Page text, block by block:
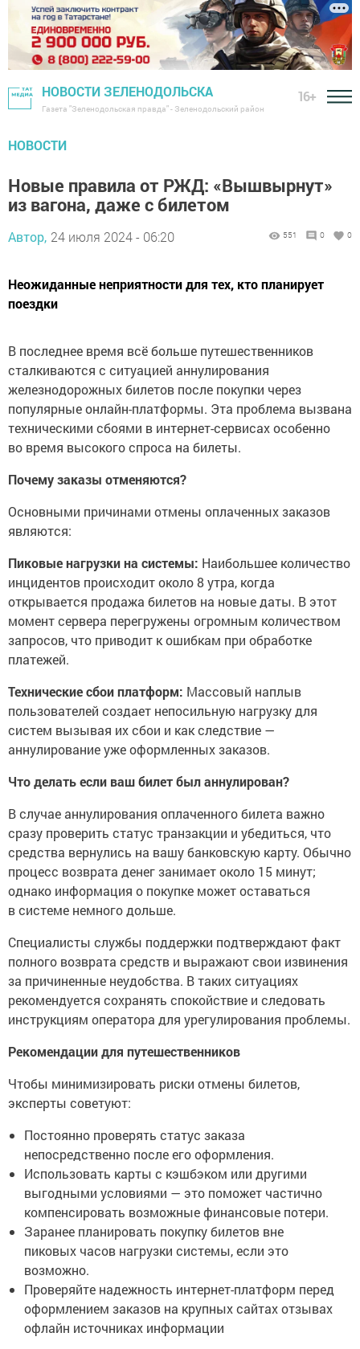
НОВОСТИ ЗЕЛЕНОДОЛЬСКА
Газета "Зеленодольская правда" - Зеленодольский район
16+
НОВОСТИ
Новые правила от РЖД: «Вышвырнут»
из вагона, даже с билетом
Автор, 24 июля 2024 - 06:20 551 0 0
Неожиданные неприятности для тех, кто планирует
поездки
В последнее время всё больше путешественников
сталкиваются с ситуацией аннулирования
железнодорожных билетов после покупки через
популярные онлайн-платформы. Эта проблема вызвана
техническими сбоями в интернет-сервисах особенно
во время высокого спроса на билеты.
Почему заказы отменяются?
Основными причинами отмены оплаченных заказов
являются:
Пиковые нагрузки на системы: Наибольшее количество
инцидентов происходит около 8 утра, когда
открывается продажа билетов на новые даты. В этот
момент сервера перегружены огромным количеством
запросов, что приводит к ошибкам при обработке
платежей.
Технические сбои платформ: Массовый наплыв
пользователей создает непосильную нагрузку для
систем вызывая их сбои и как следствие —
аннулирование уже оформленных заказов.
Что делать если ваш билет был аннулирован?
В случае аннулирования оплаченного билета важно
сразу проверить статус транзакции и убедиться, что
средства вернулись на вашу банковскую карту. Обычно
процесс возврата денег занимает около 15 минут;
однако информация о покупке может оставаться
в системе немного дольше.
Специалисты службы поддержки подтверждают факт
полного возврата средств и выражают свои извинения
за причиненные неудобства. В таких ситуациях
рекомендуется сохранять спокойствие и следовать
инструкциям оператора для урегулирования проблемы.
Рекомендации для путешественников
Чтобы минимизировать риски отмены билетов,
эксперты советуют:
Постоянно проверять статус заказа
непосредственно после его оформления.
Использовать карты с кэшбэком или другими
выгодными условиями — это поможет частично
компенсировать возможные финансовые потери.
Заранее планировать покупку билетов вне
пиковых часов нагрузки системы, если это
возможно.
Проверяйте надежность интернет-платформ перед
оформлением заказов на крупных сайтах отзывах
офлайн источниках информации